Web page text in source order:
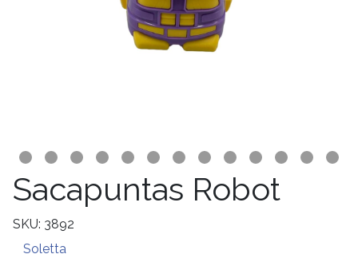
Sacapuntas Robot
SKU: 3892
Soletta